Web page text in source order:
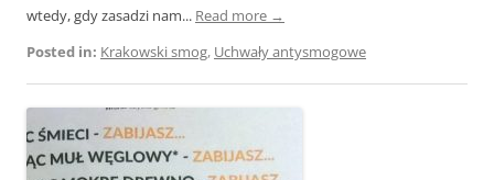
wtedy, gdy zasadzi nam... Read more →
Posted in: Krakowski smog, Uchwały antysmogowe